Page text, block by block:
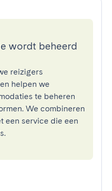
wordt beheerd
reizigers
helpen we
te beheren
We combineren
een service die een